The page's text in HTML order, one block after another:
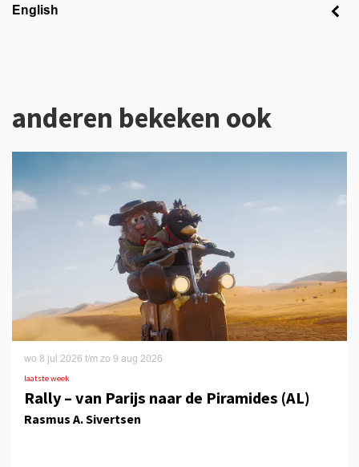
English
anderen bekeken ook
Rally – van Parijs naar de Piramides (AL)
Rasmus A. Sivertsen
laatste week
wo 8 jul 2026 t/m zo 9 aug 2026